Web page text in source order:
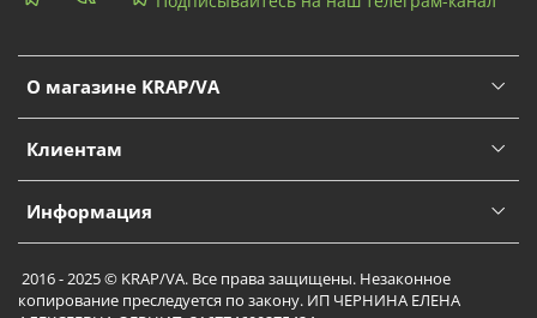
О магазине KRAP/VA
Клиентам
Информация
2016 - 2025 © KRAP/VA. Все права защищены. Незаконное
копирование преследуется по закону. ИП ЧЕРНИНА ЕЛЕНА